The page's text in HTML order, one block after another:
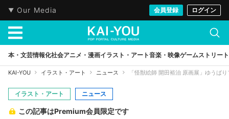
Our Media 会員登録 ログイン
本・文芸情報化社会アニメ・漫画イラスト・アート音楽・映像ゲームストリート
KAI-YOU イラスト・アート ニュース 「怪獣絵師 開田裕治 原画展」ゆうば
イラスト・アート ニュース
この記事はPremium会員限定です